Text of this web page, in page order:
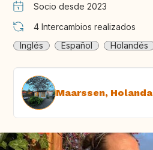
Socio desde 2023
4 Intercambios realizados
Inglés
Español Holandés
Maarssen, Holanda